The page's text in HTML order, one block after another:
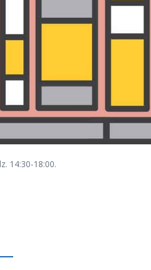
14:30-18:00.